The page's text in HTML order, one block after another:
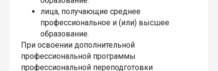
лица, получающие среднее
профессиональное и (или) высшее
образование.
При освоении дополнительной
профессиональной программы
профессиональной переподготовки